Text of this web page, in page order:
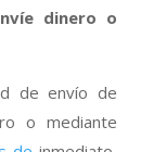
dinero o
de envío de
o mediante